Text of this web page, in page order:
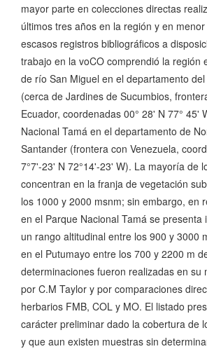
mayor parte en colecciones directas
últimos tres años en la región y en
escasos registros bibliográficos a
trabajo en la voCO comprendió la región
de río San Miguel en el departamento
(cerca de Jardines de Sucumbios,
Ecuador, coordenadas 00° 28' N 77° 45'
Nacional Tamá en el departamento de
Santander (frontera con Venezuela,
7°7'-23' N 72°14'-23' W). La mayoría de
concentran en la franja de vegetación
los 1000 y 2000 msnm; sin embargo, en
en el Parque Nacional Tamá se presenta
un rango altitudinal entre los 900 y 3000
en el Putumayo entre los 700 y 2200 m
determinaciones fueron realizadas en su
por C.M Taylor y por comparaciones
herbarios FMB, COL y MO. El listado
carácter preliminar dado la cobertura de
y que aun existen muestras sin